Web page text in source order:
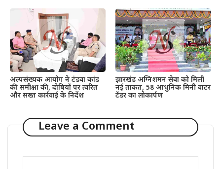
अल्पसंख्यक आयोग ने टंडवा कांड
की समीक्षा की, दोषियों पर त्वरित
और सख्त कार्रवाई के निर्देश
झारखंड अग्निशमन सेवा को मिली
नई ताकत, 58 आधुनिक मिनी वाटर
टेंडर का लोकार्पण
Leave a Comment